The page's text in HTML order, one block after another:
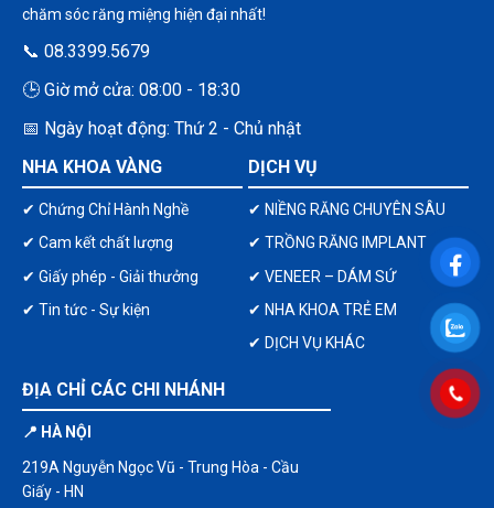
chăm sóc răng miệng hiện đại nhất!
📞 08.3399.5679
🕒 Giờ mở cửa: 08:00 - 18:30
📅 Ngày hoạt động: Thứ 2 - Chủ nhật
NHA KHOA VÀNG
✔ Chứng Chỉ Hành Nghề
✔ Cam kết chất lượng
✔ Giấy phép - Giải thưởng
✔ Tin tức - Sự kiện
DỊCH VỤ
✔ NIỀNG RĂNG CHUYÊN SÂU
✔ TRỒNG RĂNG IMPLANT
✔ VENEER – DÁM SỨ
✔ NHA KHOA TRẺ EM
✔ DỊCH VỤ KHÁC
ĐỊA CHỈ CÁC CHI NHÁNH
📍 HÀ NỘI
219A Nguyễn Ngọc Vũ - Trung Hòa - Cầu
Giấy - HN